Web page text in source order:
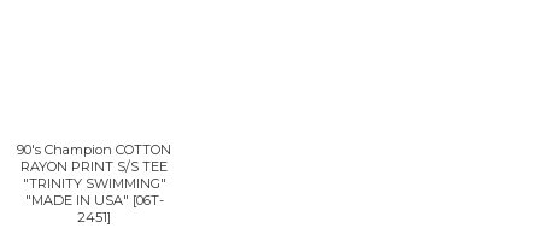
90's Champion COTTON
RAYON PRINT S/S TEE
"TRINITY SWIMMING"
"MADE IN USA" [06T-
2451]